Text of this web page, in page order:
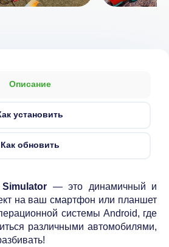
Описание
установить
Как обновить
— это динамичный и
на ваш смартфон или планшет
системы Android, где
различными автомобилями,